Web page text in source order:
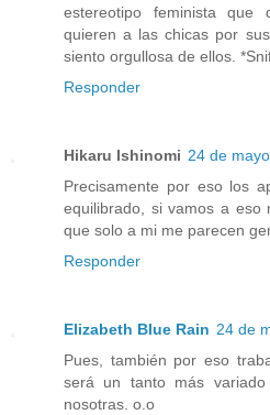
estereotipo feminista
quieren a las chicas por
siento orgullosa de ellos.
Responder
Hikaru Ishinomi 24 de
Precisamente por eso los
equilibrado, si vamos a eso
que solo a mi me parecen
Responder
Elizabeth Blue Rain 24 de
Pues, también por eso
será un tanto más
nosotras. o.o